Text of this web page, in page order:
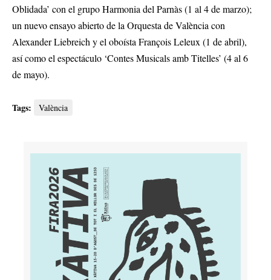
Oblidada’ con el grupo Harmonia del Parnàs (1 al 4 de marzo);
un nuevo ensayo abierto de la Orquesta de València con
Alexander Liebreich y el oboísta François Leleux (1 de abril),
así como el espectáculo ‘Contes Musicals amb Titelles’ (4 al 6
de mayo).
Tags: València